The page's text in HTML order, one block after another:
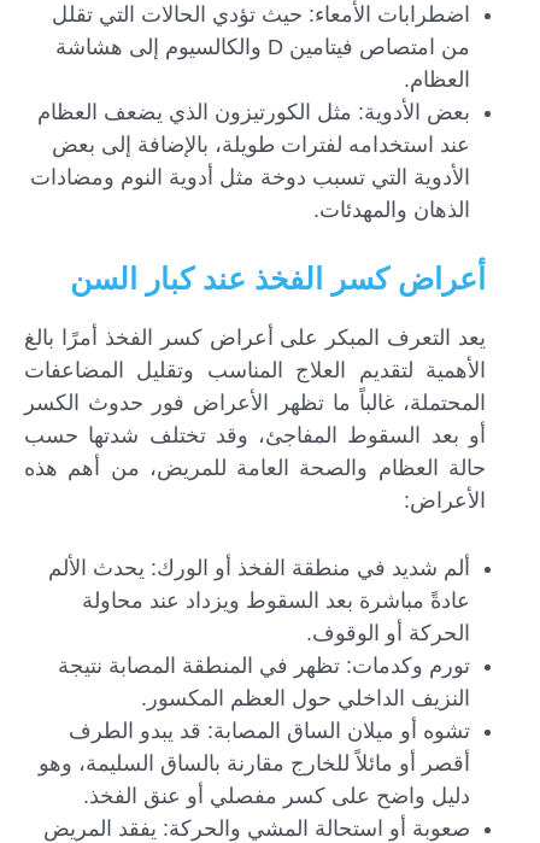
اضطرابات الأمعاء: حيث تؤدي الحالات التي تقلل
من امتصاص فيتامين D والكالسيوم إلى هشاشة
العظام.
بعض الأدوية: مثل الكورتيزون الذي يضعف العظام
عند استخدامه لفترات طويلة، بالإضافة إلى بعض
الأدوية التي تسبب دوخة مثل أدوية النوم ومضادات
الذهان والمهدئات.
أعراض كسر الفخذ عند كبار السن
يعد التعرف المبكر على أعراض كسر الفخذ أمرًا بالغ
الأهمية لتقديم العلاج المناسب وتقليل المضاعفات
المحتملة، غالباً ما تظهر الأعراض فور حدوث الكسر
أو بعد السقوط المفاجئ، وقد تختلف شدتها حسب
حالة العظام والصحة العامة للمريض، من أهم هذه
الأعراض:
ألم شديد في منطقة الفخذ أو الورك: يحدث الألم
عادةً مباشرة بعد السقوط ويزداد عند محاولة
الحركة أو الوقوف.
تورم وكدمات: تظهر في المنطقة المصابة نتيجة
النزيف الداخلي حول العظم المكسور.
تشوه أو ميلان الساق المصابة: قد يبدو الطرف
أقصر أو مائلاً للخارج مقارنة بالساق السليمة، وهو
دليل واضح على كسر مفصلي أو عنق الفخذ.
صعوبة أو استحالة المشي والحركة: يفقد المريض